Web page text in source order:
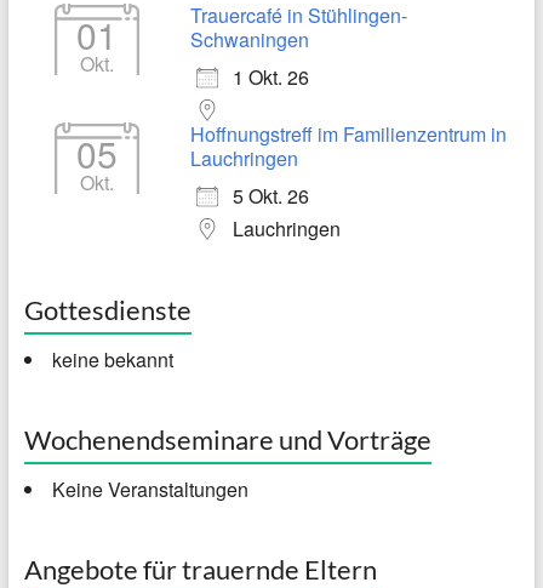
01
Okt.
Trauercafé in Stühlingen-
Schwaningen
1 Okt. 26
05
Okt.
Hoffnungstreff im Familienzentrum in
Lauchringen
5 Okt. 26
Lauchringen
Gottesdienste
keine bekannt
Wochenendseminare und Vorträge
Keine Veranstaltungen
Angebote für trauernde Eltern